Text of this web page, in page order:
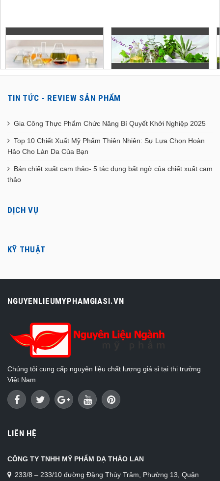
TIN TỨC - REVIEW SẢN PHẨM
Gia Công Thực Phẩm Chức Năng Bí Quyết Khởi Nghiệp 2025
Top 10 Chiết Xuất Mỹ Phẩm Thiên Nhiên: Sự Lựa Chọn Hoàn
Hảo Cho Làn Da Của Bạn
Bán chiết xuất cam thảo- 5 tác dụng bất ngờ của chiết xuất cam
thảo
DỊCH VỤ
KỸ THUẬT
NGUYENLIEUMYPHAMGIASI.VN
Chúng tôi cung cấp nguyên liệu chất lượng giá sỉ tại thị trường
Việt Nam
LIÊN HỆ
CÔNG TY TNHH MỸ PHẨM DẠ THẢO LAN
233/8 – 233/10 đường Đặng Thùy Trâm, Phường 13, Quận